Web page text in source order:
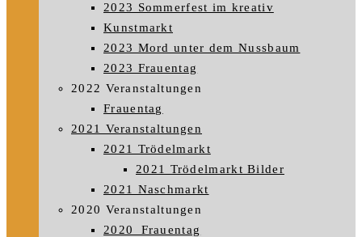
2023 Sommerfest im kreativ
Kunstmarkt
2023 Mord unter dem Nussbaum
2023 Frauentag
2022 Veranstaltungen
Frauentag
2021 Veranstaltungen
2021 Trödelmarkt
2021 Trödelmarkt Bilder
2021 Naschmarkt
2020 Veranstaltungen
2020_Frauentag